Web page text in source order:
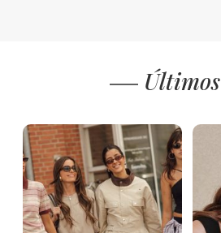
Últimos